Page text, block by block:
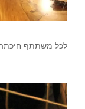
לכל משתתף חיכתה